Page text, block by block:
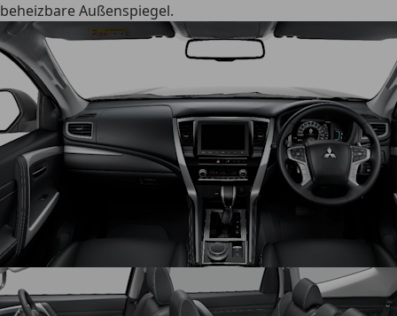
beheizbare Außenspiegel.